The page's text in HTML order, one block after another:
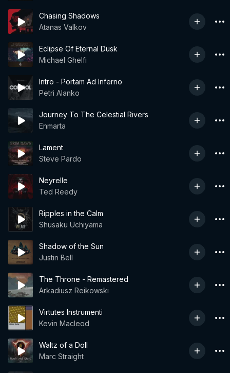
Chasing Shadows
Atanas Valkov
Eclipse Of Eternal Dusk
Michael Ghelfi
Intro - Portam Ad Inferno
Petri Alanko
Journey To The Celestial Rivers
Enmarta
Lament
Steve Pardo
Neyrelle
Ted Reedy
Ripples in the Calm
Shusaku Uchiyama
Shadow of the Sun
Justin Bell
The Throne - Remastered
Arkadiusz Reikowski
Virtutes Instrumenti
Kevin Macleod
Waltz of a Doll
Marc Straight